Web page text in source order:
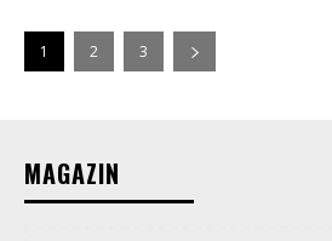
1 2 3
MAGAZIN